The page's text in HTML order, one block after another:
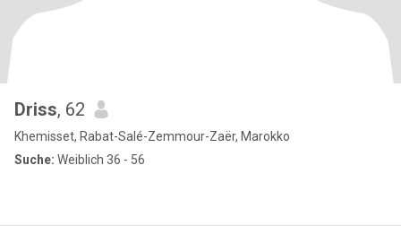
Driss, 62
Khemisset, Rabat-Salé-Zemmour-Zaër, Marokko
Suche: Weiblich 36 - 56